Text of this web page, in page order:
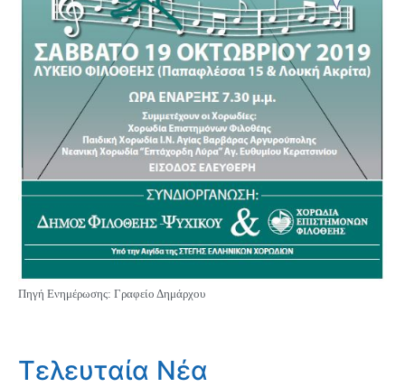
Πηγή Ενημέρωσης: Γραφείο Δημάρχου
Τελευταία Νέα